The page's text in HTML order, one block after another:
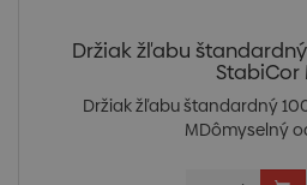
Držiak žľabu
StabiCor
Držiak žľabu štandardný
MDômyselný